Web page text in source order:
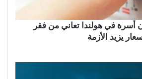
في هولندا تعاني من فقر
يزيد الأزمة